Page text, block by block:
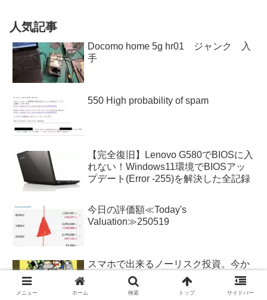
人気記事
Docomo home 5g hr01 ジャンク 入
手
550 High probability of spam
【完全復旧】Lenovo G580でBIOSに入
れない！Windows11環境でBIOSアッ
プデート(Error -255)を解決した全記録
今日の評価額≪Today's
Valuation≫250519
スマホで出来るノーリスク投資。今か
ら始めないと『損』確定。今すぐ始め
よう。【1/29記事】2/1よりスタート
メニュー ホーム 検索 トップ サイドバー